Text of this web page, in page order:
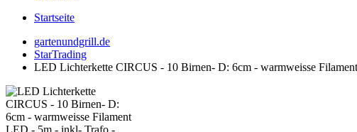
Startseite
gartenundgrill.de
StarTrading
LED Lichterkette CIRCUS - 10 Birnen- D: 6cm - warmweisse